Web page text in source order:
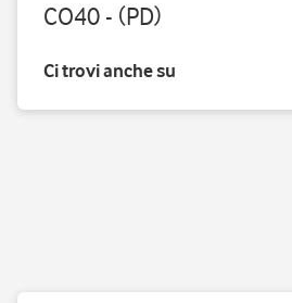
CO40 - (PD)
Ci trovi anche su